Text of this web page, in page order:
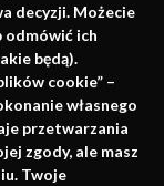
decyzji. Możecie
odmówić ich
będą).
cookie” –
własnego
przetwarzania
zgody, ale masz
Twoje